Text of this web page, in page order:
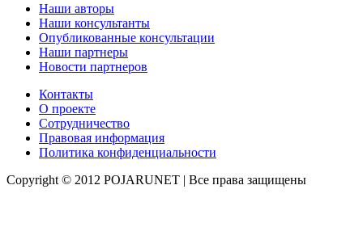
Наши авторы
Наши консультанты
Опубликованные консультации
Наши партнеры
Новости партнеров
Контакты
О проекте
Сотрудничество
Правовая информация
Политика конфиденциальности
Copyright © 2012 POJARUNET | Все права защищены